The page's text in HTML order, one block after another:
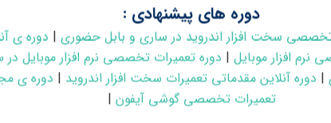
دوره های پیشنهادی :
تخصصی سخت افزار اندروید در ساری و بابل حضوری | دوره ی
افزار موبایل | دوره تعمیرات تخصصی نرم افزار موبایل در
| دوره آنلاین مقدماتی تعمیرات سخت افزار اندروید | دوره ی
تعمیرات تخصصی گوشی آیفون |